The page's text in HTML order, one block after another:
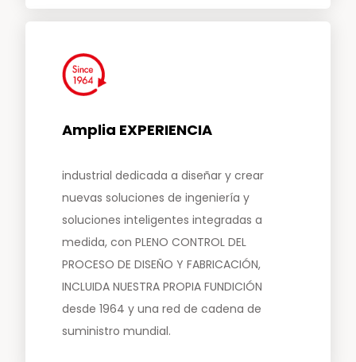
Amplia EXPERIENCIA
industrial dedicada a diseñar y crear
nuevas soluciones de ingeniería y
soluciones inteligentes integradas a
medida, con PLENO CONTROL DEL
PROCESO DE DISEÑO Y FABRICACIÓN,
INCLUIDA NUESTRA PROPIA FUNDICIÓN
desde 1964 y una red de cadena de
suministro mundial.